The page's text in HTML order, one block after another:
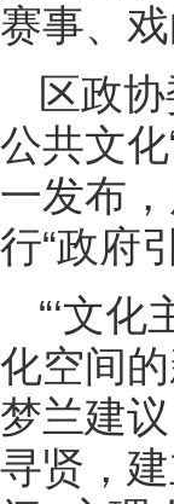
赛事、
区政
公共文
一发布
行“政府
“‘文
化空间
梦兰建
寻贤，